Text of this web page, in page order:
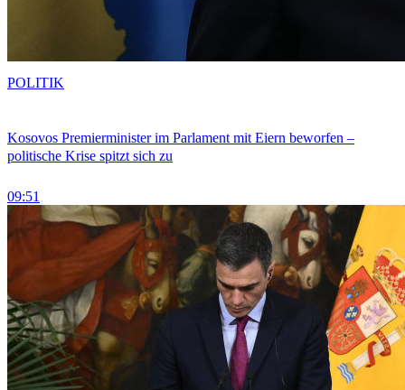
Kosovos Premierminister im Parlament mit Eiern beworfen –
politische Krise spitzt sich zu
09:51
POLITIK